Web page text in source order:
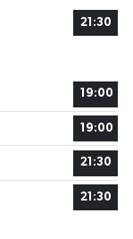
21:30
19:00
19:00
21:30
21:30